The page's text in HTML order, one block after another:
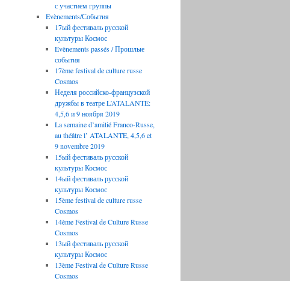
с участием группы
Evènements/События
17ый фестиваль русской
культуры Космос
Evènements passés / Прошлые
события
17ème festival de culture russe
Cosmos
Неделя российско-французской
дружбы в театре L’ATALANTE:
4,5,6 и 9 ноября 2019
La semaine d’amitié Franco-Russe,
au théâtre l’ ATALANTE, 4,5,6 et
9 novembre 2019
15ый фестиваль русской
культуры Космос
14ый фестиваль русской
культуры Космос
15ème festival de culture russe
Cosmos
14ème Festival de Culture Russe
Cosmos
13ый фестиваль русской
культуры Космос
13ème Festival de Culture Russe
Cosmos